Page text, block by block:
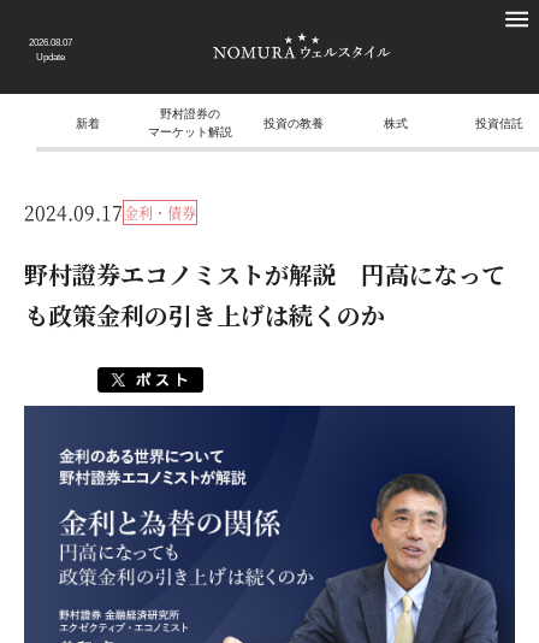
2026.08.07
Update
新着
野村證券の
マーケット解説
投資の教養 株式 投資信託
2024.09.17金利・債券
野村證券エコノミストが解説 円高になって
も政策金利の引き上げは続くのか